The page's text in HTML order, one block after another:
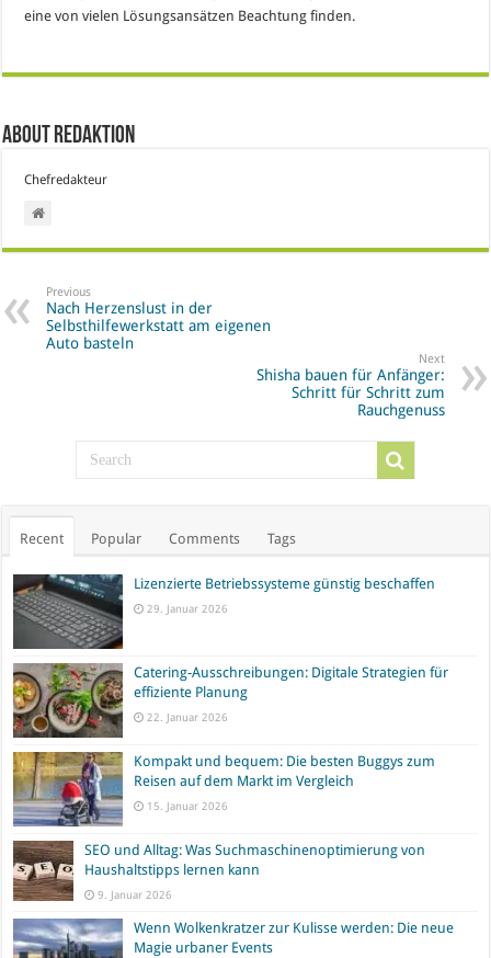
eine von vielen Lösungsansätzen Beachtung finden.
About Redaktion
Chefredakteur
Previous
Nach Herzenslust in der
Selbsthilfewerkstatt am eigenen
Auto basteln
Next
Shisha bauen für Anfänger:
Schritt für Schritt zum
Rauchgenuss
Recent Popular Comments Tags
Lizenzierte Betriebssysteme günstig beschaffen
29. Januar 2026
Catering-Ausschreibungen: Digitale Strategien für
effiziente Planung
22. Januar 2026
Kompakt und bequem: Die besten Buggys zum
Reisen auf dem Markt im Vergleich
15. Januar 2026
SEO und Alltag: Was Suchmaschinenoptimierung von
Haushaltstipps lernen kann
9. Januar 2026
Wenn Wolkenkratzer zur Kulisse werden: Die neue
Magie urbaner Events